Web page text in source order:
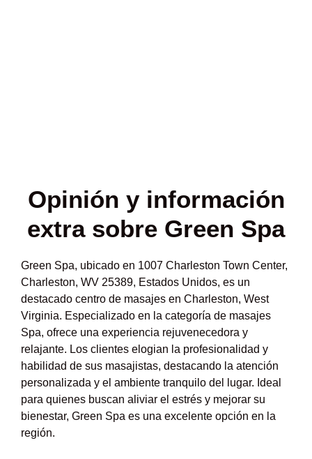
Opinión y información
extra sobre Green Spa
Green Spa, ubicado en 1007 Charleston Town Center,
Charleston, WV 25389, Estados Unidos, es un
destacado centro de masajes en Charleston, West
Virginia. Especializado en la categoría de masajes
Spa, ofrece una experiencia rejuvenecedora y
relajante. Los clientes elogian la profesionalidad y
habilidad de sus masajistas, destacando la atención
personalizada y el ambiente tranquilo del lugar. Ideal
para quienes buscan aliviar el estrés y mejorar su
bienestar, Green Spa es una excelente opción en la
región.